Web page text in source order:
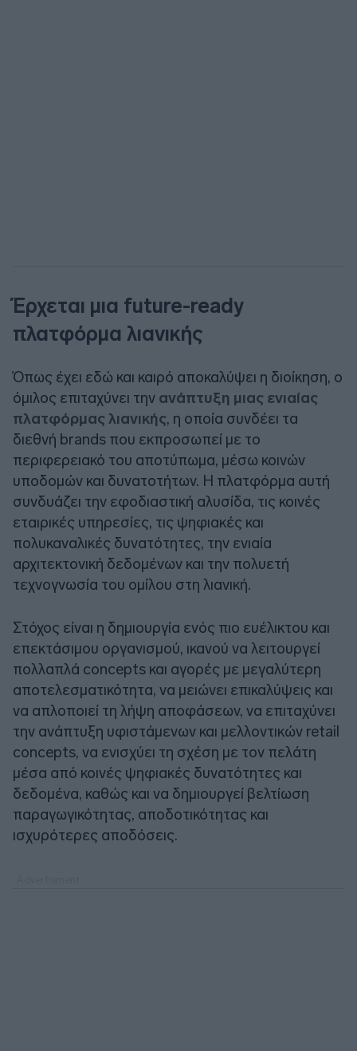
Έρχεται μια future-ready
πλατφόρμα λιανικής
Όπως έχει εδώ και καιρό αποκαλύψει η διοίκηση, ο
όμιλος επιταχύνει την ανάπτυξη μιας ενιαίας
πλατφόρμας λιανικής, η οποία συνδέει τα
διεθνή brands που εκπροσωπεί με το
περιφερειακό του αποτύπωμα, μέσω κοινών
υποδομών και δυνατοτήτων. Η πλατφόρμα αυτή
συνδυάζει την εφοδιαστική αλυσίδα, τις κοινές
εταιρικές υπηρεσίες, τις ψηφιακές και
πολυκαναλικές δυνατότητες, την ενιαία
αρχιτεκτονική δεδομένων και την πολυετή
τεχνογνωσία του ομίλου στη λιανική.
Στόχος είναι η δημιουργία ενός πιο ευέλικτου και
επεκτάσιμου οργανισμού, ικανού να λειτουργεί
πολλαπλά concepts και αγορές με μεγαλύτερη
αποτελεσματικότητα, να μειώνει επικαλύψεις και
να απλοποιεί τη λήψη αποφάσεων, να επιταχύνει
την ανάπτυξη υφιστάμενων και μελλοντικών retail
concepts, να ενισχύει τη σχέση με τον πελάτη
μέσα από κοινές ψηφιακές δυνατότητες και
δεδομένα, καθώς και να δημιουργεί βελτίωση
παραγωγικότητας, αποδοτικότητας και
ισχυρότερες αποδόσεις.